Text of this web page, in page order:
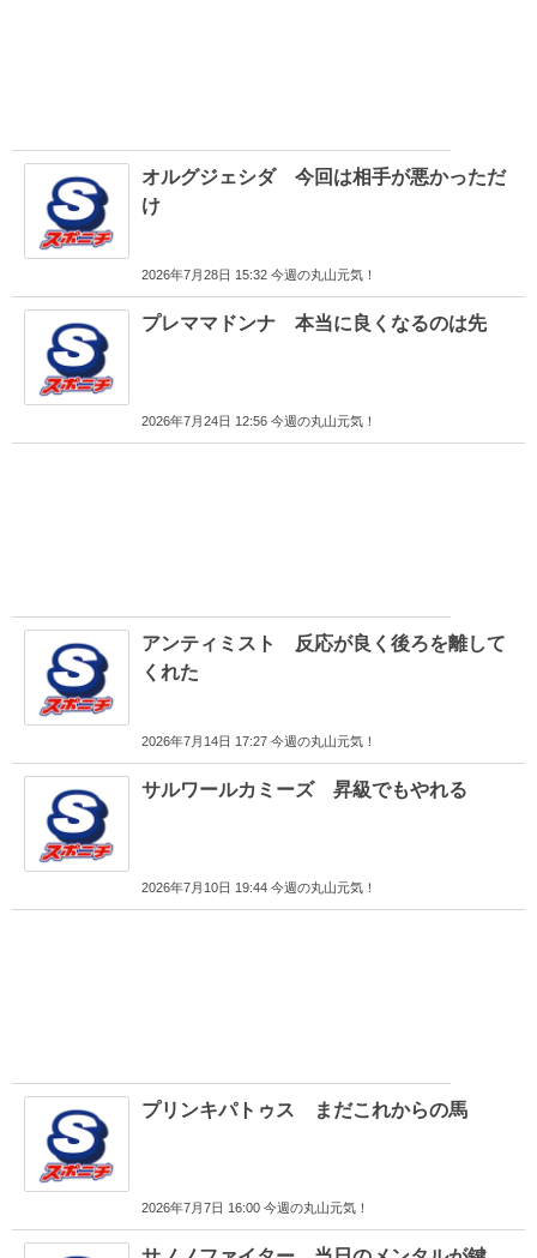
オルグジェシダ 今回は相手が悪かっただ
け
2026年7月28日 15:32 今週の丸山元気！
プレママドンナ 本当に良くなるのは先
2026年7月24日 12:56 今週の丸山元気！
アンティミスト 反応が良く後ろを離して
くれた
2026年7月14日 17:27 今週の丸山元気！
サルワールカミーズ 昇級でもやれる
2026年7月10日 19:44 今週の丸山元気！
プリンキパトゥス まだこれからの馬
2026年7月7日 16:00 今週の丸山元気！